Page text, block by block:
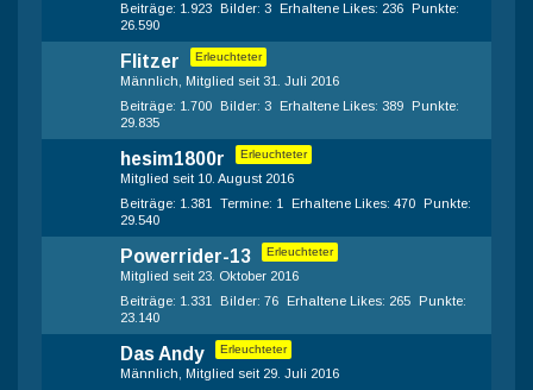
Beiträge 1.923 Bilder 3 Erhaltene Likes 236 Punkte
26.590
Flitzer Erleuchteter
Männlich
Mitglied seit 31. Juli 2016
Beiträge 1.700 Bilder 3 Erhaltene Likes 389
Punkte
29.835
hesim1800r Erleuchteter
Mitglied seit 10. August 2016
Beiträge 1.381 Termine 1 Erhaltene Likes 470 Punkte
29.540
Powerrider-13 Erleuchteter
Mitglied seit 23. Oktober 2016
Beiträge 1.331 Bilder 76 Erhaltene Likes 265
Punkte
23.140
Das Andy Erleuchteter
Männlich Mitglied seit 29. Juli 2016